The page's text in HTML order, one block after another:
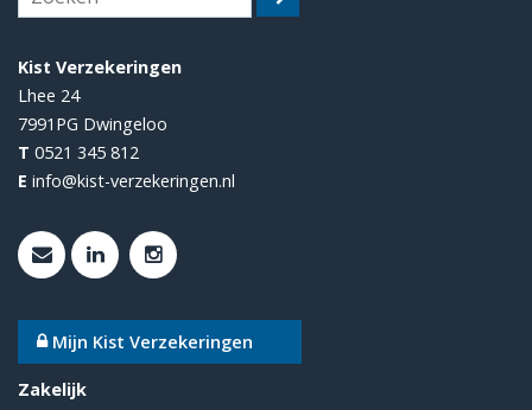
Kist Verzekeringen
Lhee 24
7991PG Dwingeloo
T 0521 345 812
E info@kist-verzekeringen.nl
Mijn Kist Verzekeringen
Zakelijk